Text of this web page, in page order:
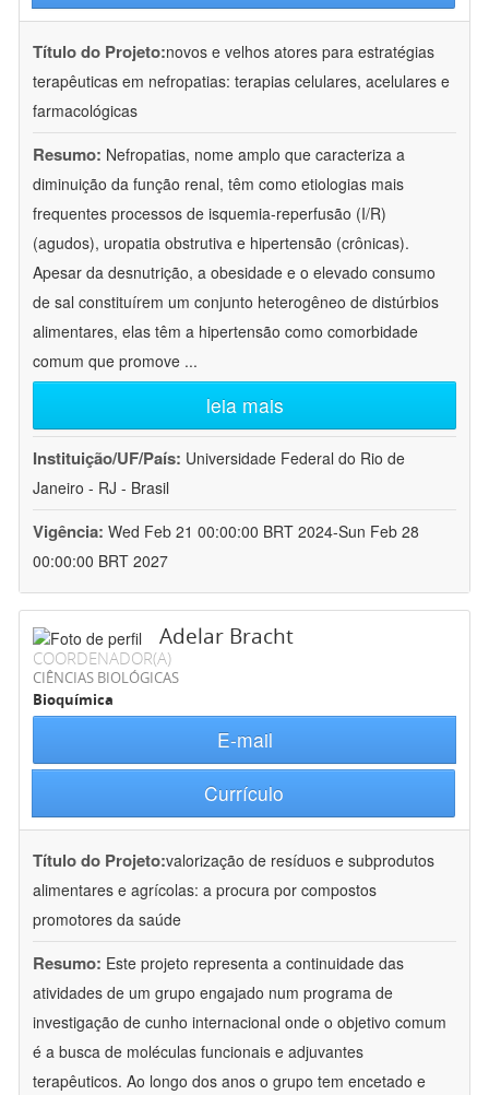
Título do Projeto:novos e velhos atores para estratégias
terapêuticas em nefropatias: terapias celulares, acelulares e
farmacológicas
Resumo: Nefropatias, nome amplo que caracteriza a
diminuição da função renal, têm como etiologias mais
frequentes processos de isquemia-reperfusão (I/R)
(agudos), uropatia obstrutiva e hipertensão (crônicas).
Apesar da desnutrição, a obesidade e o elevado consumo
de sal constituírem um conjunto heterogêneo de distúrbios
alimentares, elas têm a hipertensão como comorbidade
comum que promove ...
leia mais
Instituição/UF/País: Universidade Federal do Rio de
Janeiro - RJ - Brasil
Vigência: Wed Feb 21 00:00:00 BRT 2024-Sun Feb 28
00:00:00 BRT 2027
Adelar Bracht
COORDENADOR(A)
CIÊNCIAS BIOLÓGICAS
Bioquímica
E-mail
Currículo
Título do Projeto:valorização de resíduos e subprodutos
alimentares e agrícolas: a procura por compostos
promotores da saúde
Resumo: Este projeto representa a continuidade das
atividades de um grupo engajado num programa de
investigação de cunho internacional onde o objetivo comum
é a busca de moléculas funcionais e adjuvantes
terapêuticos. Ao longo dos anos o grupo tem encetado e